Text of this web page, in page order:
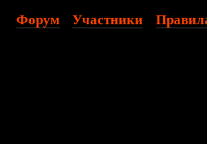
Форум Участники